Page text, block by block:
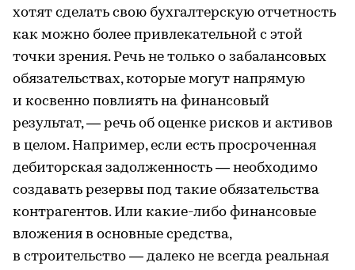
хотят сделать свою бухгалтерскую отчетность
как можно более привлекательной с этой
точки зрения. Речь не только о забалансовых
обязательствах, которые могут напрямую
и косвенно повлиять на финансовый
результат, — речь об оценке рисков и активов
в целом. Например, если есть просроченная
дебиторская задолженность — необходимо
создавать резервы под такие обязательства
контрагентов. Или какие-либо финансовые
вложения в основные средства,
в строительство — далеко не всегда реальная